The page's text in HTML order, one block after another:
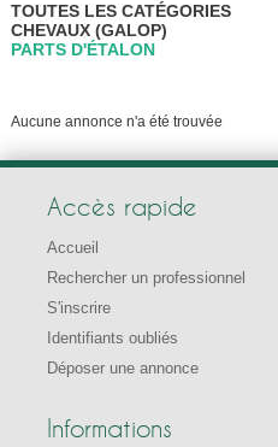
TOUTES LES CATÉGORIES
CHEVAUX (GALOP)
PARTS D'ÉTALON
Aucune annonce n'a été trouvée
Accès rapide
Accueil
Rechercher un professionnel
S'inscrire
Identifiants oubliés
Déposer une annonce
Informations